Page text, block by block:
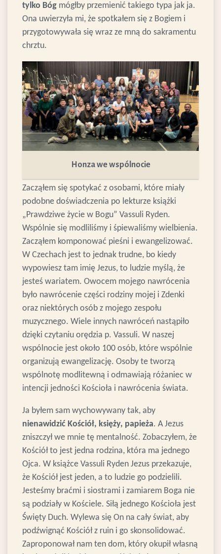
tylko Bóg mógłby przemienić takiego typa jak ja.
Ona uwierzyła mi, że spotkałem się z Bogiem i
przygotowywała się wraz ze mną do sakramentu
chrztu.
Honza we wspólnocie
Zacząłem się spotykać z osobami, które miały
podobne doświadczenia po lekturze książki
„Prawdziwe życie w Bogu” Vassuli Ryden.
Wspólnie się modliliśmy i śpiewaliśmy wielbienia.
Zacząłem komponować pieśni i ewangelizować.
W Czechach jest to jednak trudne, bo kiedy
wypowiesz tam imię Jezus, to ludzie myślą, że
jesteś wariatem. Owocem mojego nawrócenia
było nawrócenie części rodziny mojej i Zdenki
oraz niektórych osób z mojego zespołu
muzycznego. Wiele innych nawróceń nastąpiło
dzięki czytaniu orędzia p. Vassuli. W naszej
wspólnocie jest około 100 osób, które wspólnie
organizują ewangelizację. Osoby te tworzą
wspólnotę modlitewną i odmawiają różaniec w
intencji jedności Kościoła i nawrócenia świata.
Ja byłem sam wychowywany tak, aby
nienawidzić Kościół, księży, papieża. A Jezus
zniszczył we mnie tę mentalność. Zobaczyłem, że
Kościół to jest jedna rodzina, która ma jednego
Ojca. W książce Vassuli Ryden Jezus przekazuje,
że Kościół jest jeden, a to ludzie go podzielili.
Jesteśmy braćmi i siostrami i zamiarem Boga nie
są podziały w Kościele. Siłą jednego Kościoła jest
Święty Duch. Wylewa się On na cały świat, aby
podźwignąć Kościół z ruin i go skonsolidować.
Zaproponował nam ten dom, który okupił własną